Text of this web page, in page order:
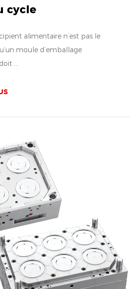
cycle
alimentaire n’est pas le
moule d’emballage
...